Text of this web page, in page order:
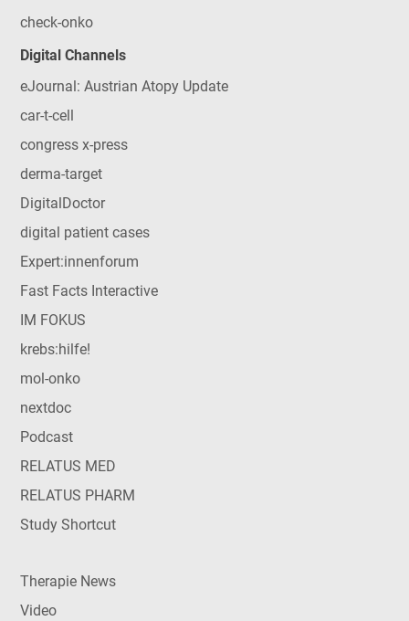
check-onko
Digital Channels
eJournal: Austrian Atopy Update
car-t-cell
congress x-press
derma-target
DigitalDoctor
digital patient cases
Expert:innenforum
Fast Facts Interactive
IM FOKUS
krebs:hilfe!
mol-onko
nextdoc
Podcast
RELATUS MED
RELATUS PHARM
Study Shortcut
Therapie News
Video